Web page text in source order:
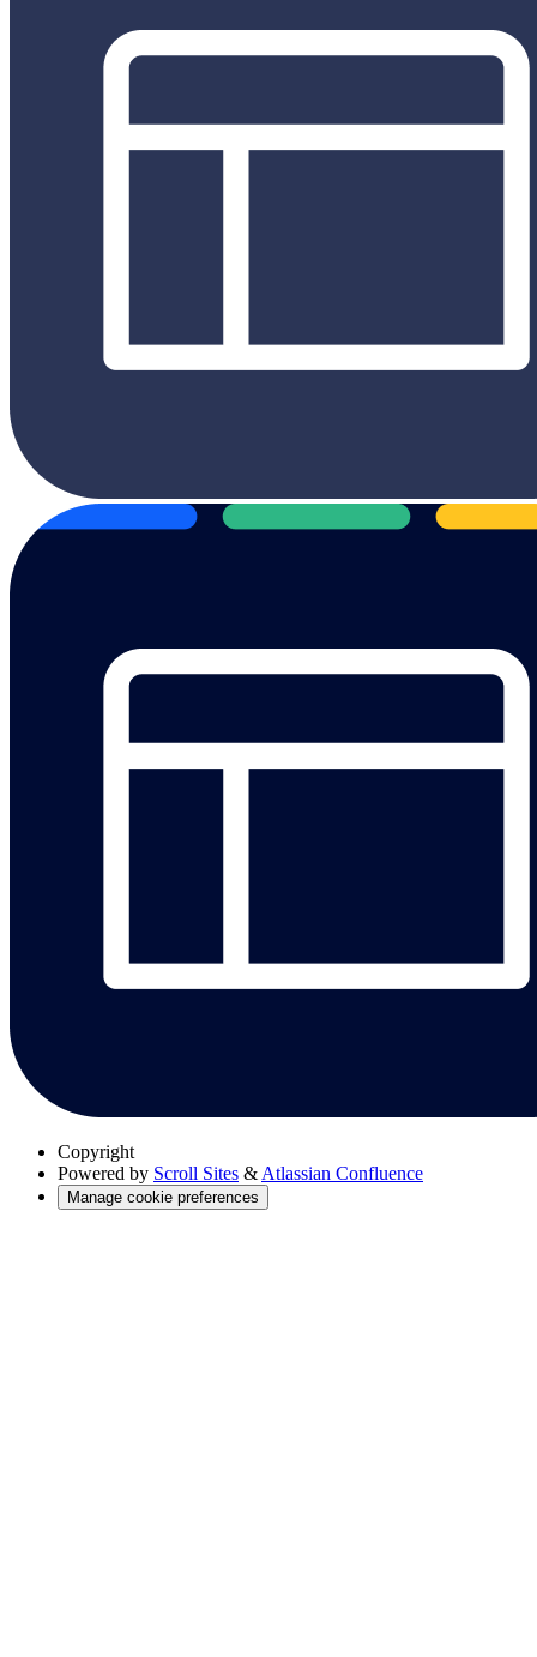
Copyright
Powered by Scroll Sites & Atlassian Confluence
Manage cookie preferences